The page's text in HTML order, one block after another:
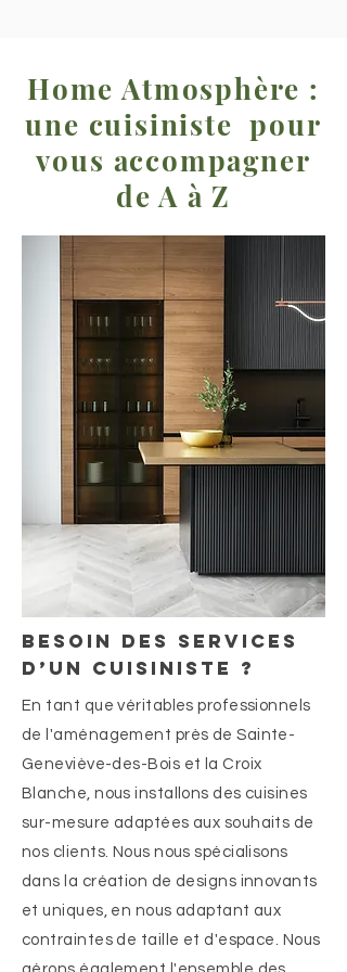
Home Atmosphère :
une cuisiniste pour
vous accompagner
de A à Z
besoin des services
d’un cuisiniste ?
En tant que véritables professionnels
de l'aménagement près de Sainte-
Geneviève-des-Bois et la Croix
Blanche, nous installons des cuisines
sur-mesure adaptées aux souhaits de
nos clients. Nous nous spécialisons
dans la création de designs innovants
et uniques, en nous adaptant aux
contraintes de taille et d'espace. Nous